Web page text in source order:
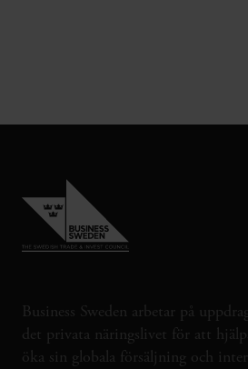
Business Sweden arbetar på
det privata näringslivet för att
öka sin globala försäljning och